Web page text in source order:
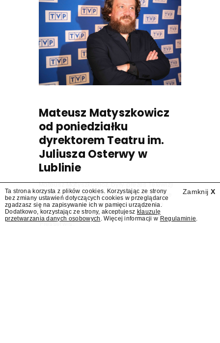
Mateusz Matyszkowicz
od poniedziałku
dyrektorem Teatru im.
Juliusza Osterwy w
Lublinie
Mateusz Matyszkowicz, były prezes Telewizji
Polskiej, w poniedziałek 10 sierpnia obejmie
stanowisko dyrektora Teatru im. Juliusza
Osterwy w Lublinie – dowiedział się
"Presserwis".
Zamknij X
Ta strona korzysta z plików cookies. Korzystając ze strony
bez zmiany ustawień dotyczących cookies w przeglądarce
zgadzasz się na zapisywanie ich w pamięci urządzenia.
Dodatkowo, korzystając ze strony, akceptujesz klauzulę
przetwarzania danych osobowych . Więcej informacji w Regulaminie.